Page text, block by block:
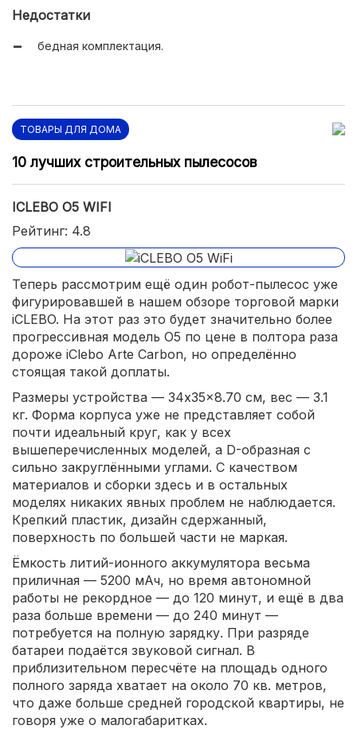
Недостатки
бедная комплектация.
ТОВАРЫ ДЛЯ ДОМА
10 лучших строительных пылесосов
ICLEBO O5 WIFI
Рейтинг: 4.8
Теперь рассмотрим ещё один робот-пылесос уже
фигурировавшей в нашем обзоре торговой марки
iCLEBO. На этот раз это будет значительно более
прогрессивная модель O5 по цене в полтора раза
дороже iClebo Arte Carbon, но определённо
стоящая такой доплаты.
Размеры устройства — 34x35x8.70 см, вес — 3.1
кг. Форма корпуса уже не представляет собой
почти идеальный круг, как у всех
вышеперечисленных моделей, а D-образная с
сильно закруглёнными углами. С качеством
материалов и сборки здесь и в остальных
моделях никаких явных проблем не наблюдается.
Крепкий пластик, дизайн сдержанный,
поверхность по большей части не маркая.
Ёмкость литий-ионного аккумулятора весьма
приличная — 5200 мАч, но время автономной
работы не рекордное — до 120 минут, и ещё в два
раза больше времени — до 240 минут —
потребуется на полную зарядку. При разряде
батареи подаётся звуковой сигнал. В
приблизительном пересчёте на площадь одного
полного заряда хватает на около 70 кв. метров,
что даже больше средней городской квартиры, не
говоря уже о малогабаритках.